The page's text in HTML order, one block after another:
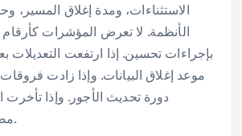
الاستثناءات، ومدة إغلاق المسير،
الأنظمة. لا تعرض المؤشرات كأرقام
بإجراءات تحسين. إذا ارتفعت التعديلات
موعد إغلاق البيانات. وإذا زادت
دورة تحديث الأجور. وإذا تأخرت
مصفوفة الصلاحيات.